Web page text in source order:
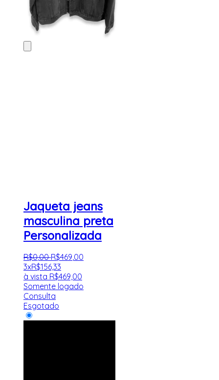
Jaqueta jeans
masculina preta
Personalizada
R$0,00 R$469,00
3xR$156,33
à vista R$469,00
Somente logado
Consulta
Esgotado